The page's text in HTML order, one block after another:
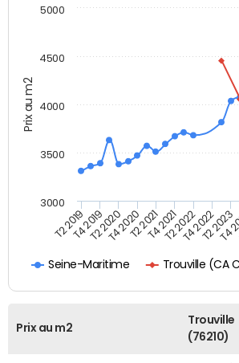
Prix au m2
Seine-Maritime Trouville (CA
T2 2019T4 2019T2 2020T4 2020T2 2021T4 2021T2 2022T4 2022T2 2023
T4
3500
4000
4500
3000
5000
Prix au m2
Trouville
(76210)